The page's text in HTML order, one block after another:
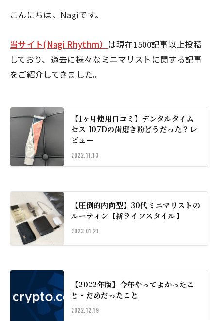
こんにちは。Nagiです。
当サイト(Nagi Rhythm） は現在1500記事以上投稿
しており、過去に様々なミニマリストに関する記事
をご紹介してきました。
【1ヶ月使用口コミ】デンタルタイム
セス 107Dの歯磨き粉どうだった？レ
ビュー
2022.11.13
【圧倒的内向型】30代ミニマリストの
ルーティン【新ライフスタイル】
2023.01.21
【2022年版】今年やってよかったこ
と・だめだったこと
2022.12.19